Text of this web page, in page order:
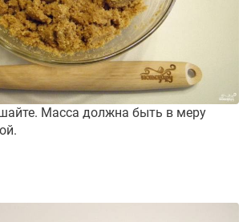
Масса должна быть в меру